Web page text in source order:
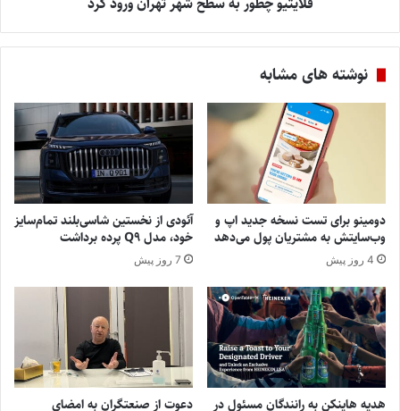
نوشته های مشابه
دومینو برای تست نسخه جدید اپ و
وب‌سایتش به مشتریان پول می‌دهد
4 روز پیش
آئودی از نخستین شاسی‌بلند تمام‌سایز
خود، مدل Q9 پرده برداشت
7 روز پیش
هدیه هاینکن به رانندگان مسئول در
دعوت از صنعتگران به امضای